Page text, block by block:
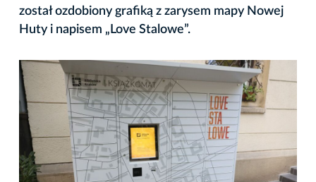
został ozdobiony grafiką z zarysem mapy Nowej
Huty i napisem „Love Stalowe”.